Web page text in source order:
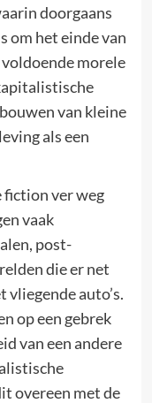
doorgaans
om het einde van
morele
van kleine
als een
fiction ver weg
vaak
post-
die er net
vliegende auto’s.
op een gebrek
van een andere
overeen met de